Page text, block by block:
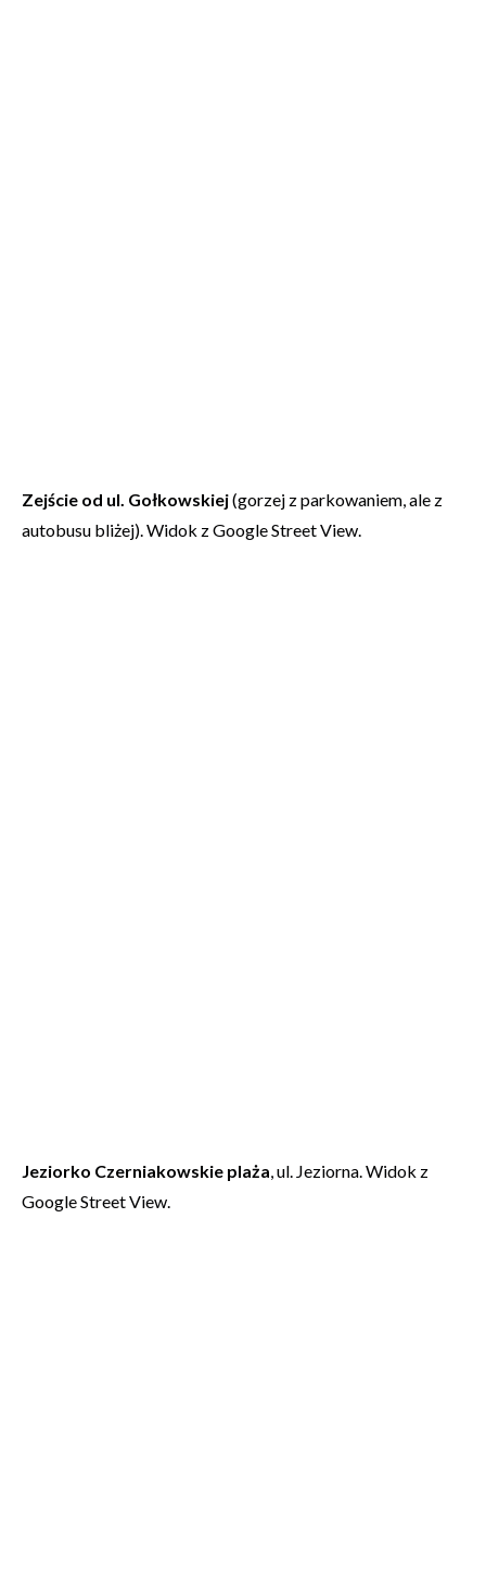
Zejście od ul. Gołkowskiej(gorzej z parkowaniem, ale z
autobusu bliżej). Widok z Google Street View.
Jeziorko Czerniakowskie plaża, ul. Jeziorna. Widok z
Google Street View.